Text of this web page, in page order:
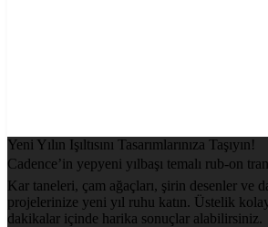
Yeni Yılın Işıltısını Tasarımlarınıza Taşıyın!
Cadence’in yepyeni yılbaşı temalı rub-on
Kar taneleri, çam ağaçları, şirin desenler ve
projelerinize yeni yıl ruhu katın. Üstelik
dakikalar içinde harika sonuçlar alabilirsiniz.